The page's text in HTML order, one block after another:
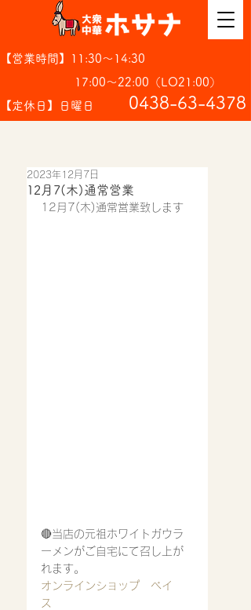
【営業時間】11:30～14:30
17:00～22:00（LO21:00）
【定休日】日曜日
​0438-63-4378
12月7(木)通常営業
2023年12月7日
12月7(木)通常営業致します
🔴当店の元祖ホワイトガウラ
ーメンがご自宅にて召し上が
れます。
オンラインショップ　ベイ
ス